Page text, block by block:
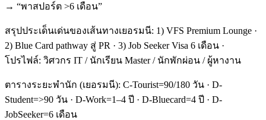
→ “พาสปอร์ต >6 เดือน”
สรุปประเด็นเด่นของเส้นทางเยอรมนี: 1) VFS Premium Lounge ·
2) Blue Card pathway สู่ PR · 3) Job Seeker Visa 6 เดือน ·
โปรไฟล์: วิศวกร IT / นักเรียน Master / นักพักผ่อน / ผู้หางาน
ตารางระยะพำนัก (เยอรมนี): C-Tourist=90/180 วัน · D-
Student=>90 วัน · D-Work=1–4 ปี · D-Bluecard=4 ปี · D-
JobSeeker=6 เดือน